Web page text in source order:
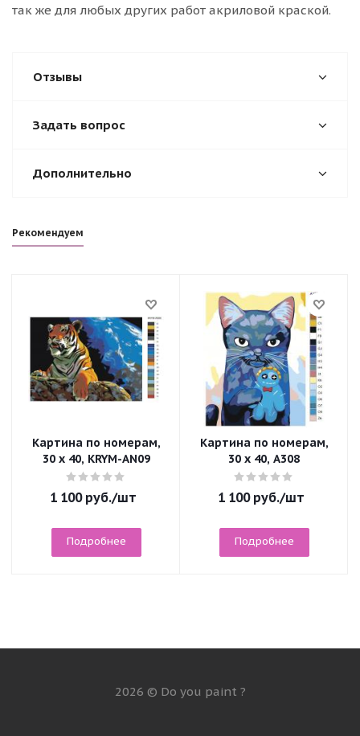
так же для любых других работ акриловой краской.
Отзывы
Задать вопрос
Дополнительно
Рекомендуем
Картина по номерам,
30 x 40, KRYM-AN09
1 100руб./шт
Подробнее
Картина по номерам,
30 x 40, A308
1 100руб./шт
Подробнее
2026 © Do you paint ?